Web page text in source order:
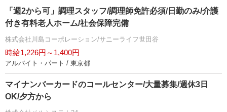
「週2から可」調理スタッフ/調理師免許必須/日勤のみ/介護
付き有料老人ホーム/社会保障完備
株式会社川島コーポレーション/サニーライフ世田谷
時給1,226円～1,400円
アルバイト・パート / 東京都
マイナンバーカードのコールセンター/大量募集/週休3日
OK/夕方から